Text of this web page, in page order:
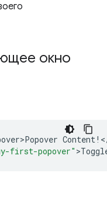
окно
Content! <
first-popover" >